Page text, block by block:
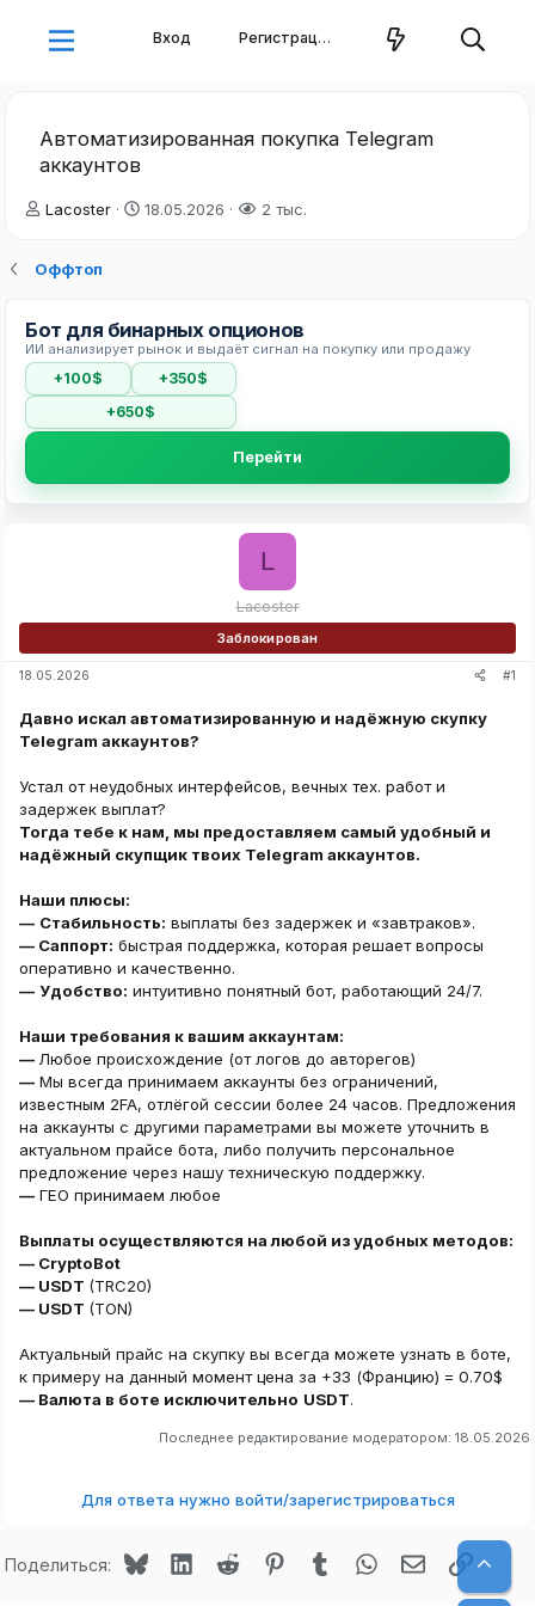
Вход Регистрация
Автоматизированная покупка Telegram
аккаунтов
А
о
е
м
ы
Lacoster
Д
ч
а
а
18.05.2026 2 тыс.
Оффтоп
Бот для бинарных опционов
ИИ анализирует рынок и выдаёт сигнал на покупку или продажу
+100$
+350$
+650$
Перейти
Lacoster
L
Заблокирован
18.05.2026 #1
Давно искал автоматизированную и надёжную скупку
Telegram аккаунтов?
Устал от неудобных интерфейсов, вечных тех. работ и
задержек выплат?
Тогда тебе к нам, мы предоставляем самый удобный и
надёжный скупщик твоих Telegram аккаунтов.
Наши плюсы:
— Стабильность: выплаты без задержек и «завтраков».
— Саппорт: быстрая поддержка, которая решает вопросы
оперативно и качественно.
— Удобство: интуитивно понятный бот, работающий 24/7.
Наши требования к вашим аккаунтам:
— Любое происхождение (от логов до авторегов)
— Мы всегда принимаем аккаунты без ограничений,
известным 2FA, отлёгой сессии более 24 часов. Предложения
на аккаунты с другими параметрами вы можете уточнить в
актуальном прайсе бота, либо получить персональное
предложение через нашу техническую поддержку.
— ГЕО принимаем любое
Выплаты осуществляются на любой из удобных методов:
— CryptoBot
— USDT (TRC20)
— USDT (TON)
Актуальный прайс на скупку вы всегда можете узнать в боте,
к примеру на данный момент цена за +33 (Францию) = 0.70$
— Валюта в боте исключительно USDT.
Последнее редактирование модератором: 18.05.2026
Для ответа нужно войти/зарегистрироваться
Поделиться: BlueskyLinkedInReddit PinterestTumblr WhatsApp Ссылка